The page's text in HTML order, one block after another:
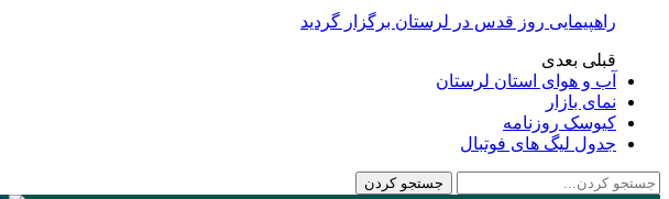
راهپیمایی روز قدس در لرستان برگزار گردید
قبلی بعدی
آب و هوای استان لرستان
نمای بازار
کیوسک روزنامه
جدول لیگ های فوتبال